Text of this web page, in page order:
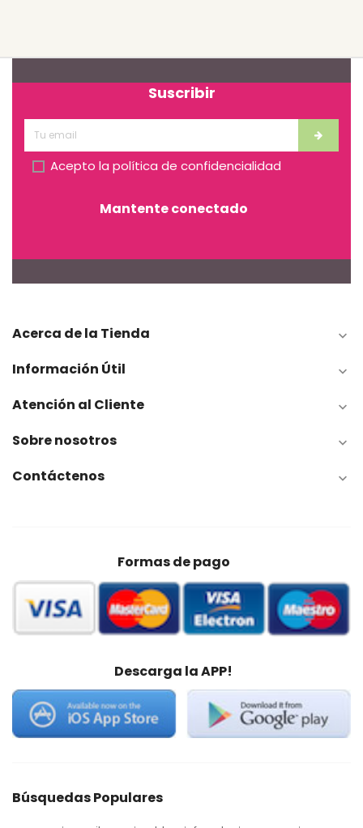
Suscribir
Acepto la política de confidencialidad
Mantente conectado
Acerca de la Tienda 
Información Útil 
Atención al Cliente 
Sobre nosotros 
Contáctenos 
Formas de pago
Descarga la APP!
Búsquedas Populares